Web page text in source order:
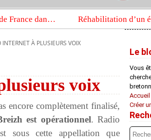
Les langues de France dans un imposant ouvrage sur la langue française que publient les Presses universitaires d’Oxford
À PLUSIEURS VOIX
voix
encore complètement finalisé,
est opérationnel. Radio
sous cette appellation que
Le
Vous
Créer